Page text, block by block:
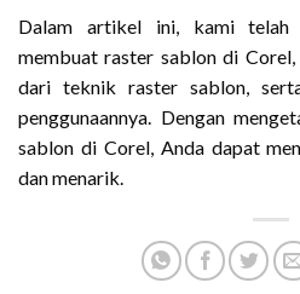
Dalam artikel ini, kami telah
membuat raster sablon di
dari teknik raster sablon,
penggunaannya. Dengan
sablon di Corel, Anda dapat
dan menarik.